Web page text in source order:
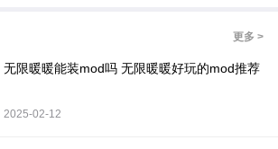
更多 >
无限暖暖能装mod吗 无限暖暖好玩的mod推荐
2025-02-12